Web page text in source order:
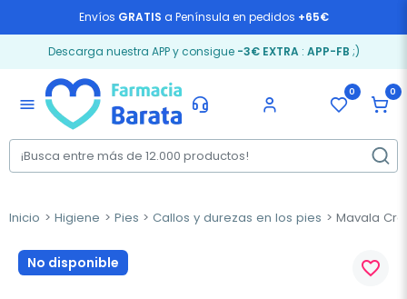
Envíos GRATIS a Península en pedidos +65€
Descarga nuestra APP y consigue -3€ EXTRA: APP-FB ;)
menu
0 0
Inicio Higiene Pies Callos y durezas en los pies Mavala
No disponible favorite_border